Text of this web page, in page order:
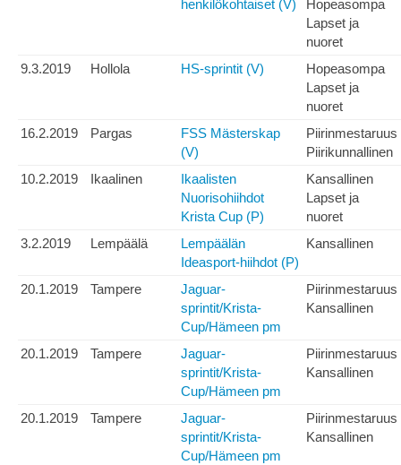
henkilökohtaiset (V)
Hopeasompa
Lapset ja
nuoret
9.3.2019
Hollola HS-sprintit (V)
Hopeasompa
Lapset ja
nuoret
16.2.2019
Pargas
FSS Mästerskap
(V)
Piirinmestaruus
Piirikunnallinen
10.2.2019
Ikaalinen
Ikaalisten
Nuorisohiihdot
Krista Cup (P)
Kansallinen
Lapset ja
nuoret
3.2.2019
Lempäälä
Lempäälän
Ideasport-hiihdot (P)
Kansallinen
20.1.2019 Tampere
Jaguar-
sprintit/Krista-
Cup/Hämeen pm
Piirinmestaruus
Kansallinen
20.1.2019 Tampere
Jaguar-
sprintit/Krista-
Cup/Hämeen pm
Piirinmestaruus
Kansallinen
20.1.2019 Tampere
Jaguar-
sprintit/Krista-
Cup/Hämeen pm
Piirinmestaruus
Kansallinen